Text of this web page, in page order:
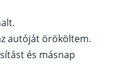
autóját örököltem.
és másnap